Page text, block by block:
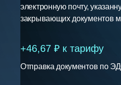
электронную почту,
закрывающих документов
+46,67 ₽ к тарифу
Отправка документов по